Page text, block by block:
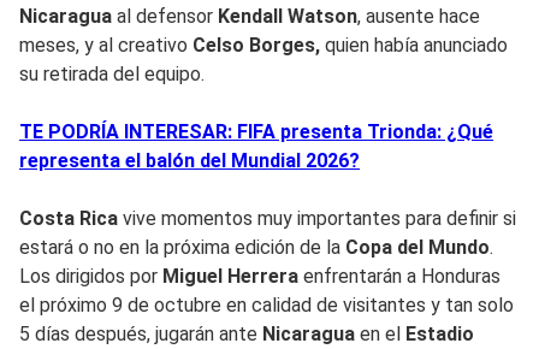
Nicaragua al defensor Kendall Watson, ausente hace
meses, y al creativo Celso Borges, quien había anunciado
su retirada del equipo.
TE PODRÍA INTERESAR: FIFA presenta Trionda: ¿Qué
representa el balón del Mundial 2026?
Costa Rica vive momentos muy importantes para definir si
estará o no en la próxima edición de la Copa del Mundo.
Los dirigidos por Miguel Herrera enfrentarán a Honduras
el próximo 9 de octubre en calidad de visitantes y tan solo
5 días después, jugarán ante Nicaragua en el Estadio